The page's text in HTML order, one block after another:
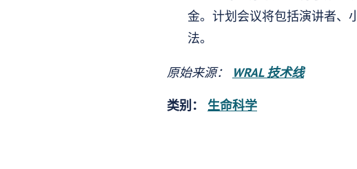
金。计划会议将包括演讲者、
法。
原始来源： WRAL 技术线
类别： 生命科学